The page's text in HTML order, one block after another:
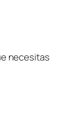
necesitas